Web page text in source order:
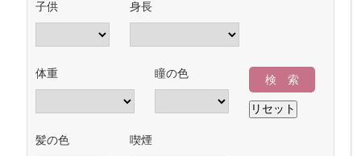
子供 身長
体重 瞳の色
髪の色 喫煙